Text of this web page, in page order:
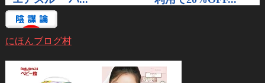
にほんブログ村